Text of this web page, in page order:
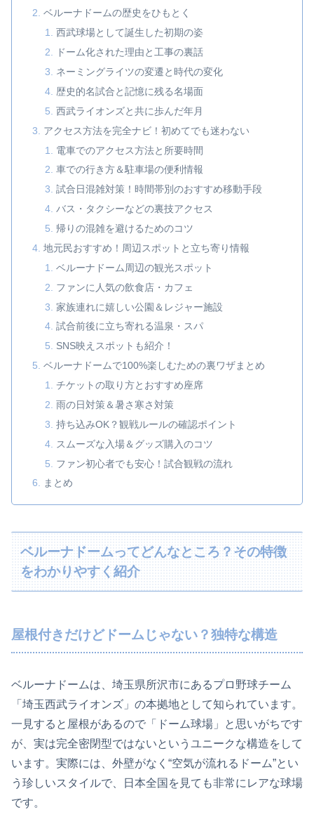
ベルーナドームの歴史をひもとく
西武球場として誕生した初期の姿
ドーム化された理由と工事の裏話
ネーミングライツの変遷と時代の変化
歴史的名試合と記憶に残る名場面
西武ライオンズと共に歩んだ年月
アクセス方法を完全ナビ！初めてでも迷わない
電車でのアクセス方法と所要時間
車での行き方＆駐車場の便利情報
試合日混雑対策！時間帯別のおすすめ移動手段
バス・タクシーなどの裏技アクセス
帰りの混雑を避けるためのコツ
地元民おすすめ！周辺スポットと立ち寄り情報
ベルーナドーム周辺の観光スポット
ファンに人気の飲食店・カフェ
家族連れに嬉しい公園＆レジャー施設
試合前後に立ち寄れる温泉・スパ
SNS映えスポットも紹介！
ベルーナドームで100%楽しむための裏ワザまとめ
チケットの取り方とおすすめ座席
雨の日対策＆暑さ寒さ対策
持ち込みOK？観戦ルールの確認ポイント
スムーズな入場＆グッズ購入のコツ
ファン初心者でも安心！試合観戦の流れ
まとめ
ベルーナドームってどんなところ？その特徴
をわかりやすく紹介
屋根付きだけどドームじゃない？独特な構造
ベルーナドームは、埼玉県所沢市にあるプロ野球チーム
「埼玉西武ライオンズ」の本拠地として知られています。
一見すると屋根があるので「ドーム球場」と思いがちです
が、実は完全密閉型ではないというユニークな構造をして
います。実際には、外壁がなく“空気が流れるドーム”とい
う珍しいスタイルで、日本全国を見ても非常にレアな球場
です。